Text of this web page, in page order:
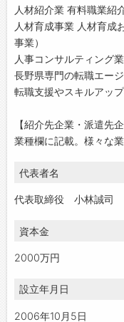
人材紹介業 有料職業
人材育成事業 人材育成
事業）
人事コンサルティング
長野県専門の転職エー
転職支援やスキルアッ
【紹介先企業・派遣先
業種欄に記載。様々な
代表者名
代表取締役 小林誠司
資本金
2000万円
設立年月日
2006年10月5日